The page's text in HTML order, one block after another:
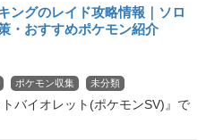
ングのレイド攻略情報｜ソロ
・おすすめポケモン紹介
ポケモン収集 未分類
バイオレット(ポケモンSV)』で